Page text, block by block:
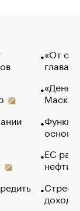
«От
глава
Маск в
основ
ЕС
нефти